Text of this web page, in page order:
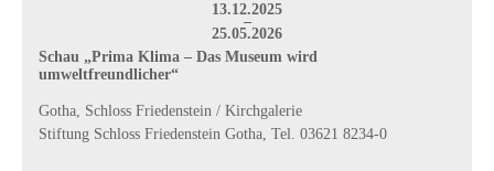
13.12.2025
–
25.05.2026
Schau „Prima Klima – Das Museum wird
umweltfreundlicher“
Gotha, Schloss Friedenstein / Kirchgalerie
Stiftung Schloss Friedenstein Gotha, Tel. 03621 8234-0